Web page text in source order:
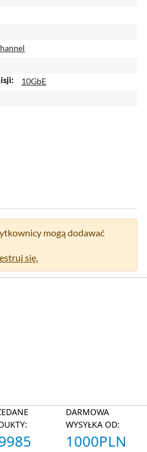
10GbE
mogą dodawać
się.
DARMOWA
WYSYŁKA OD:
1000PLN